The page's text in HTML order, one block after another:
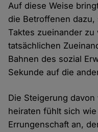
Auf diese Weise
die Betroffenen
Taktes zueinander
tatsächlichen
Bahnen des sozial
Sekunde auf die
Die Steigerung
heiraten fühlt sich
Errungenschaft an,